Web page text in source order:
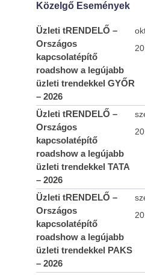
Közelgő Események
Üzleti tRENDELŐ –
Országos
kapcsolatépítő
roadshow a legújabb
üzleti trendekkel GYŐR
– 2026
Üzleti tRENDELŐ –
Országos
kapcsolatépítő
roadshow a legújabb
üzleti trendekkel TATA
– 2026
Üzleti tRENDELŐ –
Országos
kapcsolatépítő
roadshow a legújabb
üzleti trendekkel PAKS
– 2026